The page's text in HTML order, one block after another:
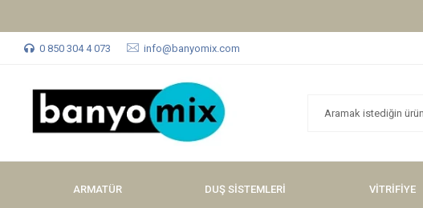
0 850 304 4 073 info@banyomix.com
ARMATÜR DUŞ SİSTEMLERİ VİTRİFİYE